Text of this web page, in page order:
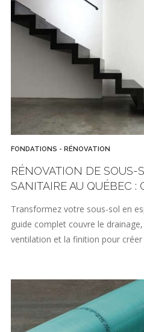
FONDATIONS - RÉNOVATION
RÉNOVATION DE SOUS-
SANITAIRE AU QUÉBEC :
Transformez votre sous-sol en
guide complet couvre le
ventilation et la finition pour